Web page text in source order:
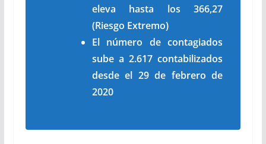
eleva hasta los 366,27
(Riesgo Extremo)
El número de contagiados
sube a 2.617 contabilizados
desde el 29 de febrero de
2020